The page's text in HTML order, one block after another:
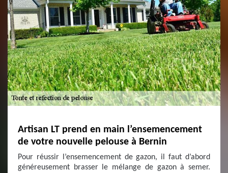
Artisan LT prend en main l’ensemencement
de votre nouvelle pelouse à Bernin
Pour réussir l’ensemencement de gazon, il faut d’abord
généreusement brasser le mélange de gazon à semer.